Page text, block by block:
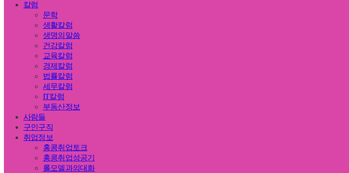
칼럼
문학
생활칼럼
생명의말씀
건강칼럼
교육칼럼
경제칼럼
법률칼럼
세무칼럼
IT칼럼
부동산정보
사람들
구인구직
취업정보
홍콩취업토크
홍콩취업성공기
롤모델과의대화